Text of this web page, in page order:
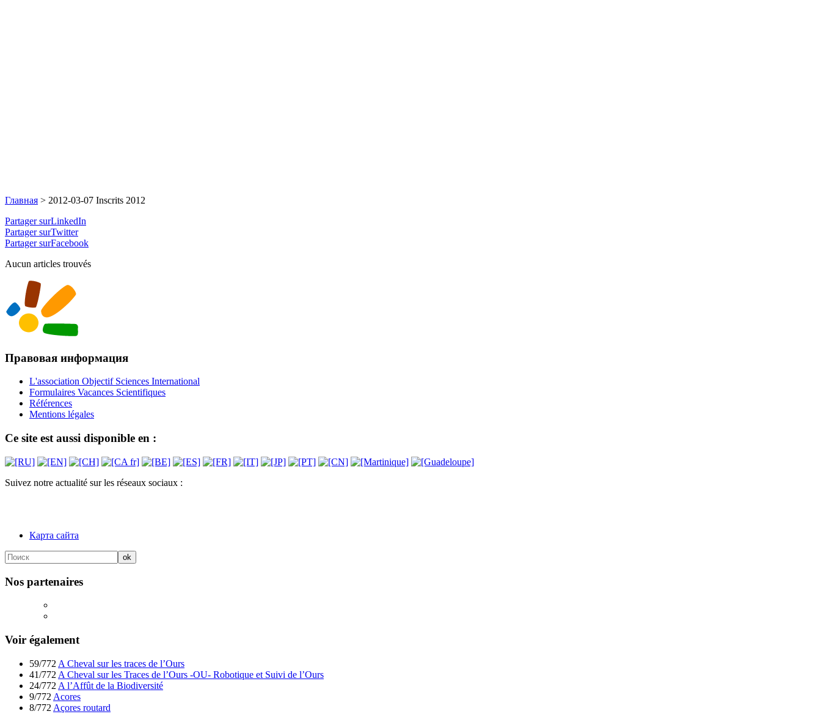
Главная > 2012-03-07 Inscrits 2012
Partager surLinkedIn
Partager surTwitter
Partager surFacebook
Aucun articles trouvés
Правовая информация
L'association Objectif Sciences International
Formulaires Vacances Scientifiques
Références
Mentions légales
Ce site est aussi disponible en :
Suivez notre actualité sur les réseaux sociaux :
Карта сайта
Nos partenaires
Voir également
59/772 A Cheval sur les traces de l’Ours
41/772 A Cheval sur les Traces de l’Ours -OU- Robotique et Suivi de l’Ours
24/772 A l’Affût de la Biodiversité
9/772 Acores
8/772 Açores routard